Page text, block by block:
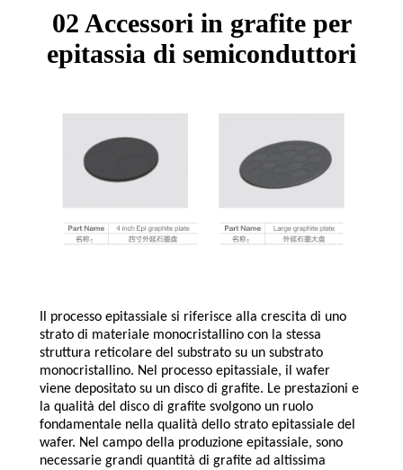
02 Accessori in grafite per
epitassia di semiconduttori
Il processo epitassiale si riferisce alla crescita di uno
strato di materiale monocristallino con la stessa
struttura reticolare del substrato su un substrato
monocristallino. Nel processo epitassiale, il wafer
viene depositato su un disco di grafite. Le prestazioni e
la qualità del disco di grafite svolgono un ruolo
fondamentale nella qualità dello strato epitassiale del
wafer. Nel campo della produzione epitassiale, sono
necessarie grandi quantità di grafite ad altissima